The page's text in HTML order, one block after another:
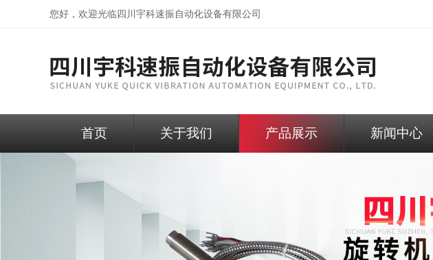
您好，欢迎光临 四川宇科速振自动化设备有限公司
首页 关于我们 产品展示 新闻中心